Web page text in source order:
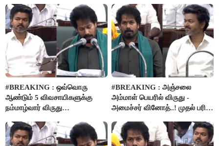
#BREAKING : ஒவ்வொரு
ஆண்டும் 5 விவசாயிகளுக்கு
நம்மாழ்வார் விருது
#BREAKING : அஞ்சலை
அம்மாள் பெயரில் விருது -
அமைச்சர் வினோத்..! முதல் பரிசு